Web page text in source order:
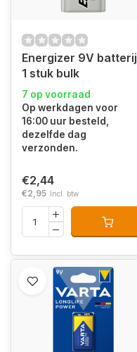
Energizer 9V batterij
1 stuk bulk
7 op voorraad
Op werkdagen voor
16:00 uur besteld,
dezelfde dag
verzonden.
€2,44
€2,95 Incl. btw